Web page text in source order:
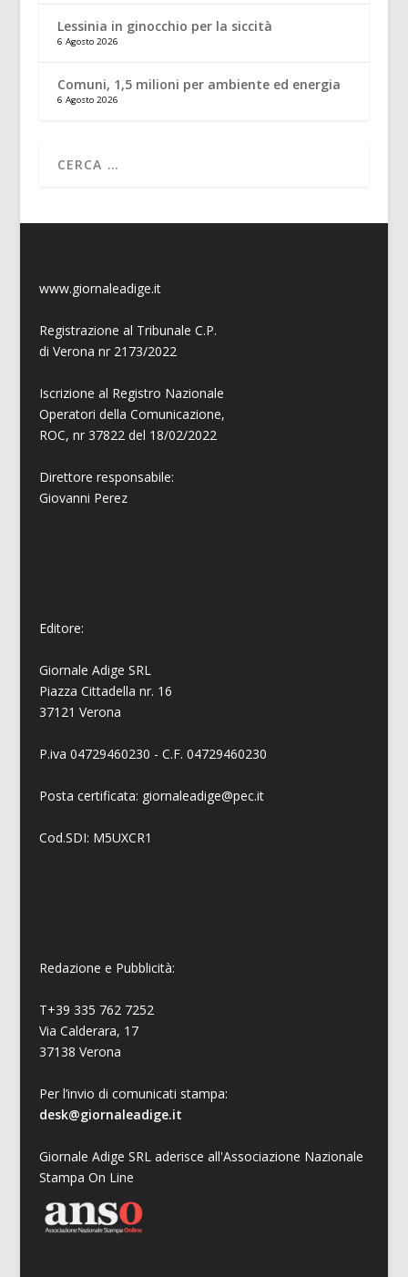
Lessinia in ginocchio per la siccità
6 Agosto 2026
Comuni, 1,5 milioni per ambiente ed energia
6 Agosto 2026
www.giornaleadige.it
Registrazione al Tribunale C.P.
di Verona nr 2173/2022
Iscrizione al Registro Nazionale
Operatori della Comunicazione,
ROC, nr 37822 del 18/02/2022
Direttore responsabile:
Giovanni Perez
Editore:
Giornale Adige SRL
Piazza Cittadella nr. 16
37121 Verona
P.iva 04729460230 - C.F. 04729460230
Posta certificata: giornaleadige@pec.it
Cod.SDI: M5UXCR1
Redazione e Pubblicità:
T+39 335 762 7252
Via Calderara, 17
37138 Verona
Per l’invio di comunicati stampa:
desk@giornaleadige.it
Giornale Adige SRL aderisce all'Associazione Nazionale
Stampa On Line